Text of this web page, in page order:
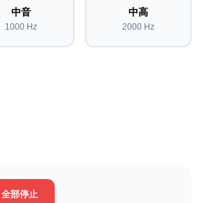
中音
1000 Hz
中高
2000 Hz
部停止